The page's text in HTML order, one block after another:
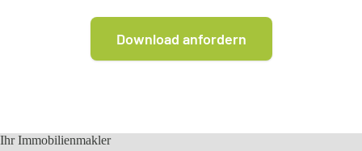
Ihr Immobilienmakler